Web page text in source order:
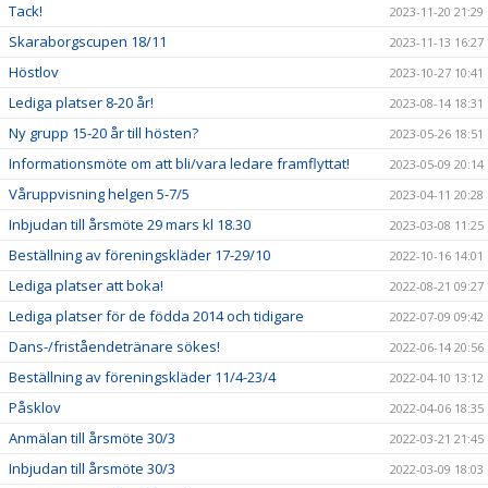
Tack! 2023-11-20 21:29
Skaraborgscupen 18/11 2023-11-13 16:27
Höstlov 2023-10-27 10:41
Lediga platser 8-20 år! 2023-08-14 18:31
Ny grupp 15-20 år till hösten? 2023-05-26 18:51
Informationsmöte om att bli/vara ledare framflyttat! 2023-05-09 20:14
Våruppvisning helgen 5-7/5 2023-04-11 20:28
Inbjudan till årsmöte 29 mars kl 18.30 2023-03-08 11:25
Beställning av föreningskläder 17-29/10 2022-10-16 14:01
Lediga platser att boka! 2022-08-21 09:27
Lediga platser för de födda 2014 och tidigare 2022-07-09 09:42
Dans-/friståendetränare sökes! 2022-06-14 20:56
Beställning av föreningskläder 11/4-23/4 2022-04-10 13:12
Påsklov 2022-04-06 18:35
Anmälan till årsmöte 30/3 2022-03-21 21:45
Inbjudan till årsmöte 30/3 2022-03-09 18:03